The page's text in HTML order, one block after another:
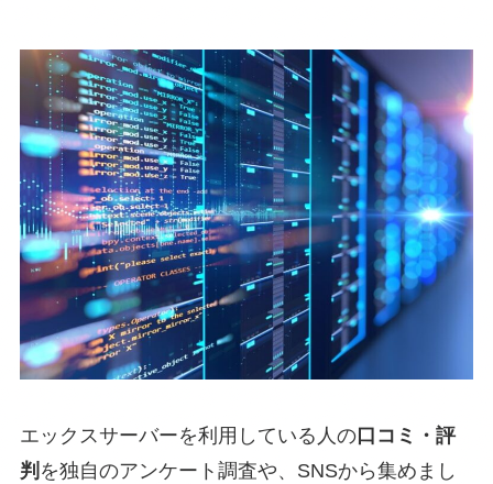
エックスサーバーを利用している人の口コミ・評
判 を独自のアンケート調査や、SNSから集めまし